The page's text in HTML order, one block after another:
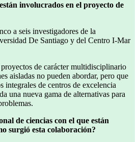
involucrados en el proyecto de
a seis investigadores de la
De Santiago y del Centro I-Mar
de carácter multidisciplinario
aisladas no pueden abordar, pero que
integrales de centros de excelencia
una nueva gama de alternativas para
de ciencias con el que están
surgió esta colaboración?